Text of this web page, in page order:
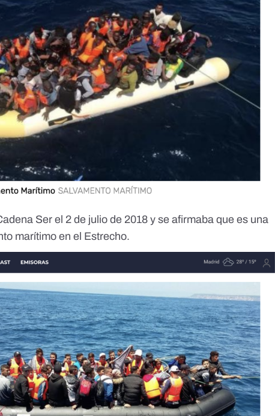
Ser el 2 de julio de 2018 y se afirmaba que es una
marítimo en el Estrecho.